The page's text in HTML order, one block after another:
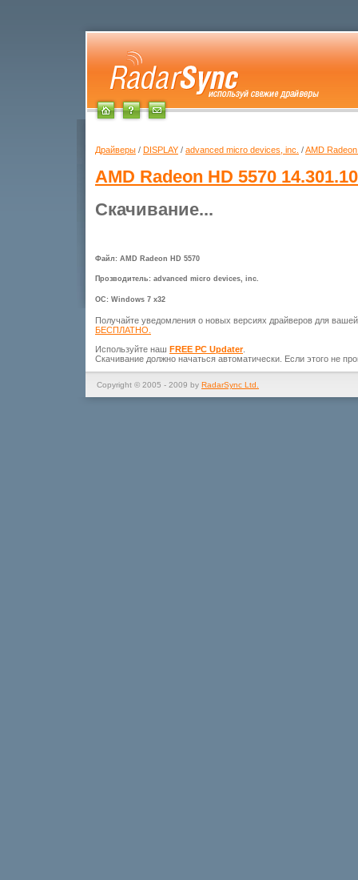
Драйверы / DISPLAY / advanced micro devices, inc. /AMD
AMD Radeon HD 5570
Скачивание...
Файл: AMD Radeon HD 5570
Прозводитель: advanced micro devices, inc.
ОС: Windows 7 x32
Получайте уведомления о новых версиях драйверов для
БЕСПЛАТНО.
Используйте наш FREE PC Updater.
Скачивание должно начаться автоматически. Если этого не
Copyright © 2005 - 2009 by RadarSync Ltd.